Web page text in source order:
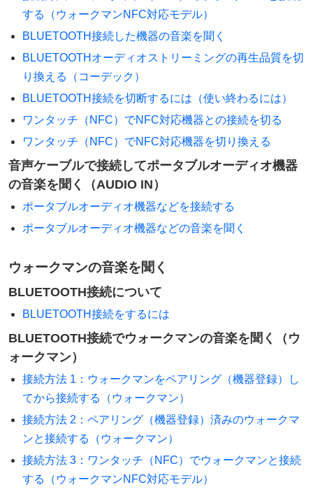
する（ウォークマンNFC対応モデル）
BLUETOOTH接続した機器の音楽を聞く
BLUETOOTHオーディオストリーミングの再生品質を切
り換える（コーデック）
BLUETOOTH接続を切断するには（使い終わるには）
ワンタッチ（NFC）でNFC対応機器との接続を切る
ワンタッチ（NFC）でNFC対応機器を切り換える
音声ケーブルで接続してポータブルオーディオ機器
の音楽を聞く（AUDIO IN）
ポータブルオーディオ機器などを接続する
ポータブルオーディオ機器などの音楽を聞く
ウォークマンの音楽を聞く
BLUETOOTH接続について
BLUETOOTH接続をするには
BLUETOOTH接続でウォークマンの音楽を聞く（ウ
ォークマン）
接続方法 1：ウォークマンをペアリング（機器登録）し
てから接続する（ウォークマン）
接続方法 2：ペアリング（機器登録）済みのウォークマ
ンと接続する（ウォークマン）
接続方法 3：ワンタッチ（NFC）でウォークマンと接続
する（ウォークマンNFC対応モデル）